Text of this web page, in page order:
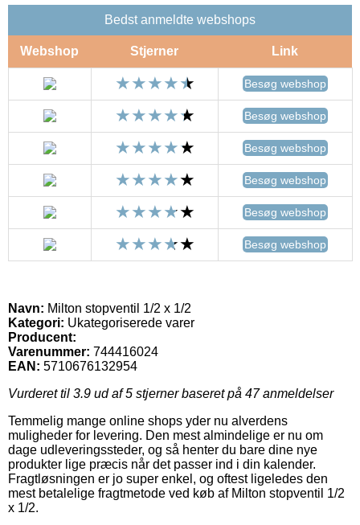
Bedst anmeldte webshops
Webshop Stjerner Link
Besøg webshop
Besøg webshop
Besøg webshop
Besøg webshop
Besøg webshop
Besøg webshop
Navn: Milton stopventil 1/2 x 1/2
Kategori: Ukategoriserede varer
Producent:
Varenummer: 744416024
EAN: 5710676132954
Vurderet til 3.9 ud af 5 stjerner baseret på 47anmeldelser
Temmelig mange online shops yder nu alverdens
muligheder for levering. Den mest almindelige er nu om
dage udleveringssteder, og så henter du bare dine nye
produkter lige præcis når det passer ind i din kalender.
Fragtløsningen er jo super enkel, og oftest ligeledes den
mest betalelige fragtmetode ved køb af Milton stopventil 1/2
x 1/2.